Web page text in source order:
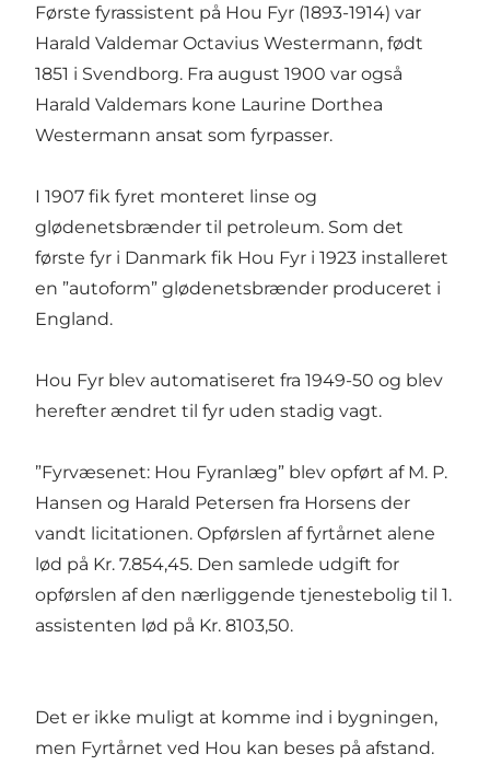
Første fyrassistent på Hou Fyr (1893-1914) var
Harald Valdemar Octavius Westermann, født
1851 i Svendborg. Fra august 1900 var også
Harald Valdemars kone Laurine Dorthea
Westermann ansat som fyrpasser.
I 1907 fik fyret monteret linse og
glødenetsbrænder til petroleum. Som det
første fyr i Danmark fik Hou Fyr i 1923 installeret
en ”autoform” glødenetsbrænder produceret i
England.
Hou Fyr blev automatiseret fra 1949-50 og blev
herefter ændret til fyr uden stadig vagt.
”Fyrvæsenet: Hou Fyranlæg” blev opført af M. P.
Hansen og Harald Petersen fra Horsens der
vandt licitationen. Opførslen af fyrtårnet alene
lød på Kr. 7.854,45. Den samlede udgift for
opførslen af den nærliggende tjenestebolig til 1.
assistenten lød på Kr. 8103,50.
Det er ikke muligt at komme ind i bygningen,
men Fyrtårnet ved Hou kan beses på afstand.